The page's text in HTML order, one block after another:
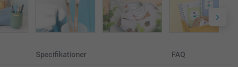
Specifikationer FAQ